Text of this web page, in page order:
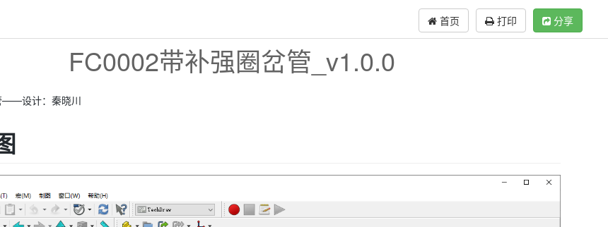
首页 打印 分享
FC0002带补强圈岔管_v1.0.0
——设计：秦晓川